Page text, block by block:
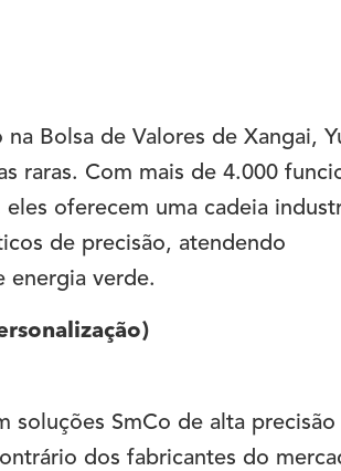
Bolsa de Valores de Xangai,
raras. Com mais de 4.000
oferecem uma cadeia
de precisão, atendendo
energia verde.
soluções SmCo de alta precisão
dos fabricantes do